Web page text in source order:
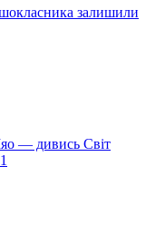
залишили
— дивись Світ